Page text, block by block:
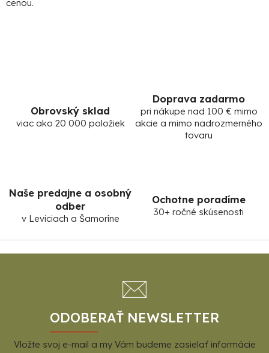
cenou.
Obrovský sklad
viac ako 20 000 položiek
Doprava zadarmo
pri nákupe nad 100 € mimo
akcie a mimo nadrozmerného
tovaru
Naše predajne a osobný
odber
v Leviciach a Šamoríne
Ochotne poradíme
30+ ročné skúsenosti
Z
ODOBERAŤ NEWSLETTER
Vložte svoj e-mail a my Vám budeme zasielať informácie